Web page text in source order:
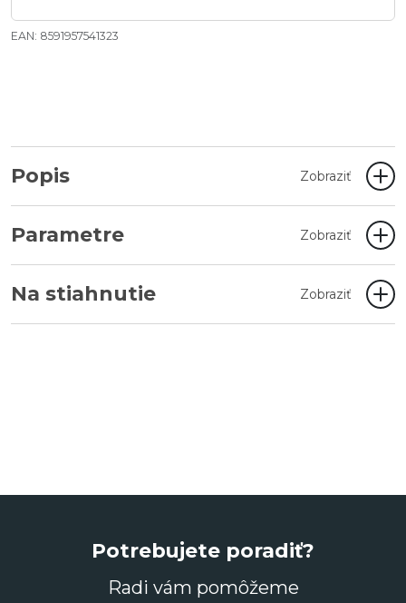
EAN: 8591957541323
Popis Zobraziť
Parametre Zobraziť
Na stiahnutie Zobraziť
Potrebujete poradiť?
Radi vám pomôžeme